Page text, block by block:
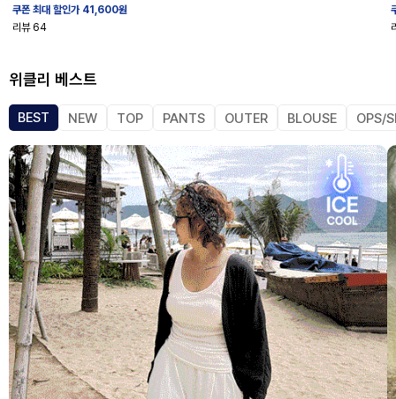
쿠폰 최대 할인가 41,600원
리뷰 64
위클리 베스트
BEST NEW TOP PANTS OUTER BLOUSE OPS/